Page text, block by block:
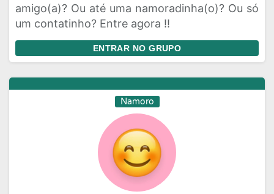
amigo(a)? Ou até uma namoradinha(o)? Ou só
um contatinho? Entre agora !!
ENTRAR NO GRUPO
Namoro